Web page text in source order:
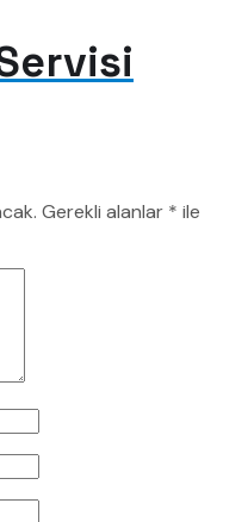
Gerekli alanlar * ile